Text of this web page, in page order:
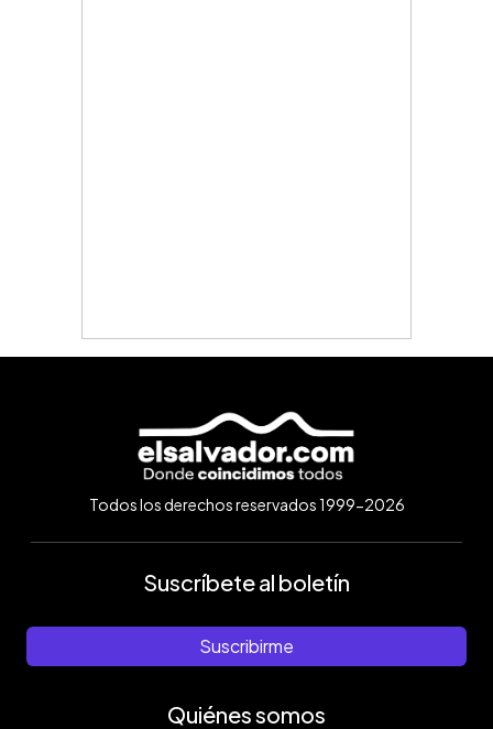
Todos los derechos reservados 1999-2026
Suscríbete al boletín
Suscribirme
Quiénes somos